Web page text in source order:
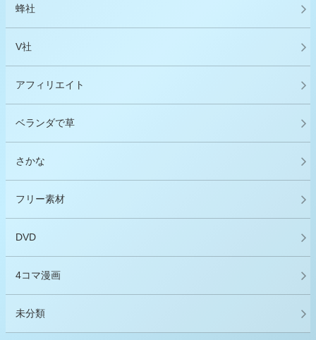
蜂社
V社
アフィリエイト
ベランダで草
さかな
フリー素材
DVD
4コマ漫画
未分類